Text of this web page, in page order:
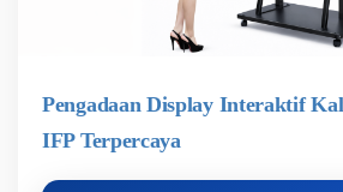
Pengadaan Display Interaktif
IFP Terpercaya